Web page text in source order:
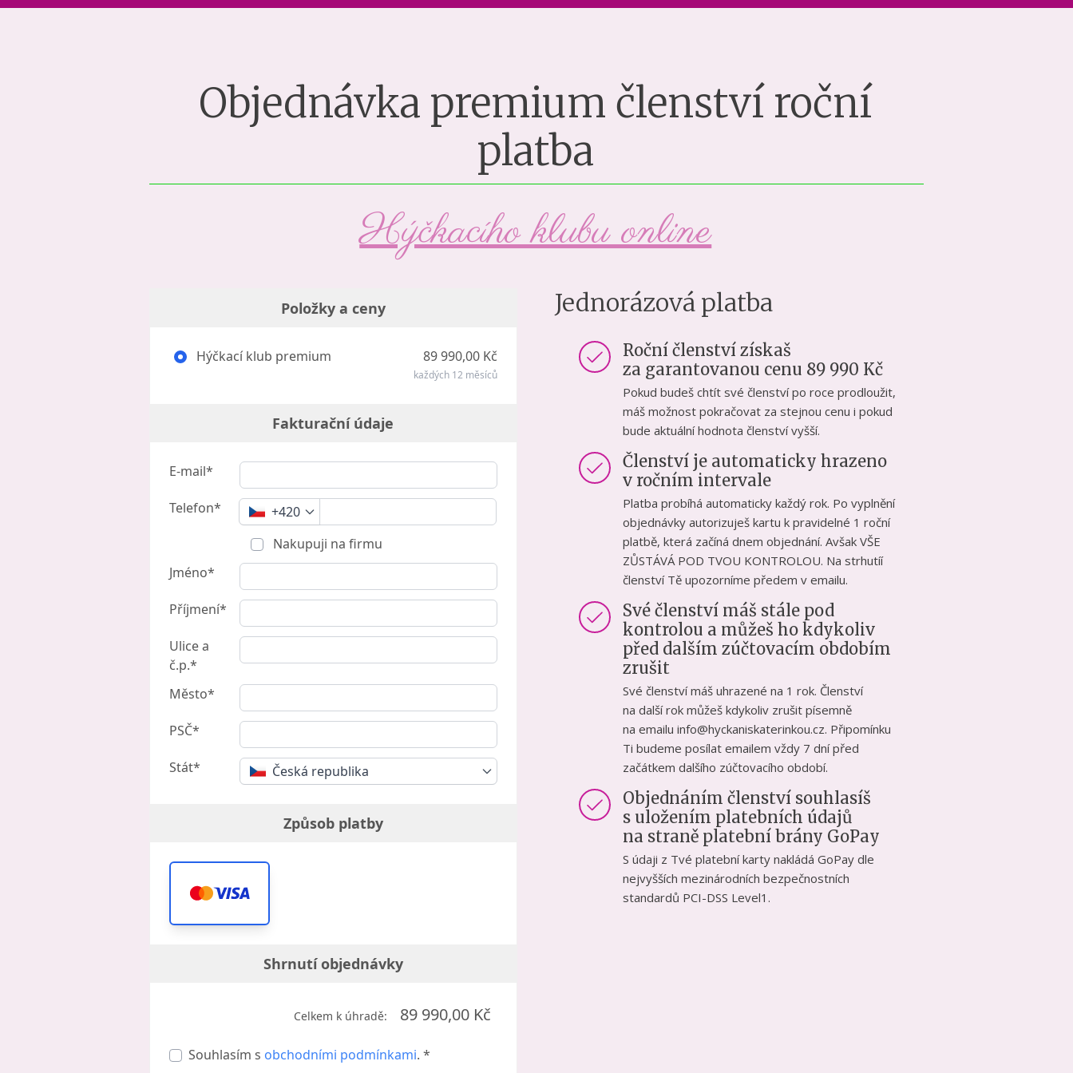
Objednávka premium členství roční
platba
Hýčkacího klubu online
Položky a ceny
Hýčkací klub premium 89 990,00 Kč
každých 12 měsíců
Fakturační údaje
E-mail*
Telefon*
+420
Nakupuji na firmu
Jméno*
Příjmení*
Ulice a
č.p.*
Město*
PSČ*
Stát* Česká republika
Způsob platby
Shrnutí objednávky
Celkem k úhradě: 89 990,00 Kč
Souhlasím s obchodními podmínkami. *
Jednorázová platba
Roční členství získaš
za garantovanou cenu 89 990 Kč
Pokud budeš chtít své členství po roce prodloužit,
máš možnost pokračovat za stejnou cenu i pokud
bude aktuální hodnota členství vyšší.
Členství je automaticky hrazeno
v ročním intervale
Platba probíhá automaticky každý rok. Po vyplnění
objednávky autorizuješ kartu k pravidelné 1 roční
platbě, která začíná dnem objednání. Avšak VŠE
ZŮSTÁVÁ POD TVOU KONTROLOU. Na strhutíí
členství Tě upozorníme předem v emailu.
Své členství máš stále pod
kontrolou a můžeš ho kdykoliv
před dalším zúčtovacím obdobím
zrušit
Své členství máš uhrazené na 1 rok. Členství
na další rok můžeš kdykoliv zrušit písemně
na emailu info@hyckaniskaterinkou.cz. Připomínku
Ti budeme posílat emailem vždy 7 dní před
začátkem dalšího zúčtovacího období.
Objednáním členství souhlasíš
s uložením platebních údajů
na straně platební brány GoPay
S údaji z Tvé platební karty nakládá GoPay dle
nejvyšších mezinárodních bezpečnostních
standardů PCI-DSS Level1.